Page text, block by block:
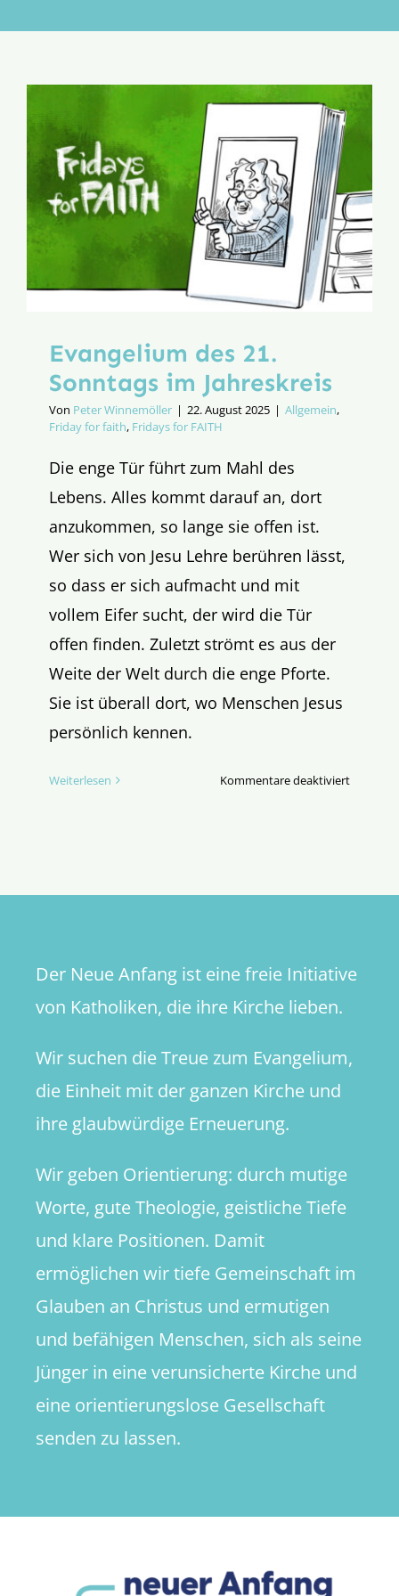
Aktion
Evangelium des 21.
Sonntags im Jahreskreis
Von Peter Winnemöller | 22. August 2025 | Allgemein,
Friday for faith, Fridays for FAITH
Die enge Tür führt zum Mahl des
Lebens. Alles kommt darauf an, dort
anzukommen, so lange sie offen ist.
Wer sich von Jesu Lehre berühren lässt,
so dass er sich aufmacht und mit
vollem Eifer sucht, der wird die Tür
offen finden. Zuletzt strömt es aus der
Weite der Welt durch die enge Pforte.
Sie ist überall dort, wo Menschen Jesus
persönlich kennen.
Weiterlesen Kommentare deaktiviertfür
Der Neue Anfang ist eine freie Initiative
von Katholiken, die ihre Kirche lieben.
Wir suchen die Treue zum Evangelium,
die Einheit mit der ganzen Kirche und
ihre glaubwürdige Erneuerung.
Wir geben Orientierung: durch mutige
Worte, gute Theologie, geistliche Tiefe
und klare Positionen. Damit
ermöglichen wir tiefe Gemeinschaft im
Glauben an Christus und ermutigen
und befähigen Menschen, sich als seine
Jünger in eine verunsicherte Kirche und
eine orientierungslose Gesellschaft
senden zu lassen.